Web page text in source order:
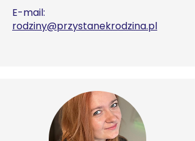
E-mail:
rodziny@przystanekrodzina.pl